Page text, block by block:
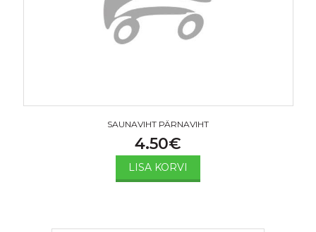
SAUNAVIHT PÄRNAVIHT
4.50€
LISA KORVI